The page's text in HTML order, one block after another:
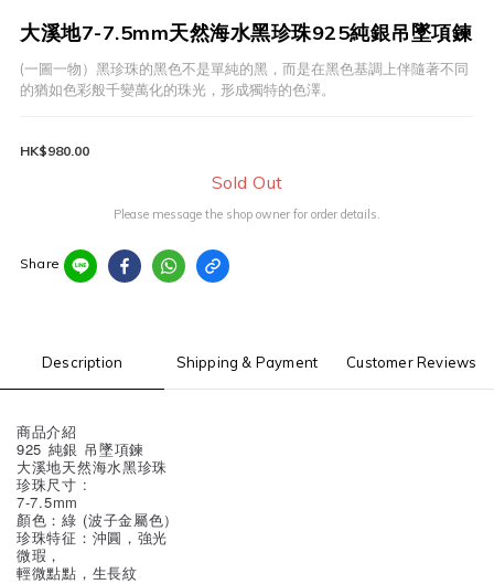
大溪地7-7.5mm天然海水黑珍珠925純銀吊墜項鍊
(一圖一物）黑珍珠的黑色不是單純的黑，而是在黑色基調上伴隨著不同
的猶如色彩般千變萬化的珠光，形成獨特的色澤。
HK$980.00
Sold Out
Please message the shop owner for order details.
Share
Description Shipping & Payment Customer Reviews
商品介紹
925 純銀 吊墜項鍊
大溪地天然海水黑珍珠
珍珠尺寸 :
7-7.5mm
顏色：綠 (波子金屬色）
珍珠特征：沖圓，強光
微瑕，
輕微點點，生長紋